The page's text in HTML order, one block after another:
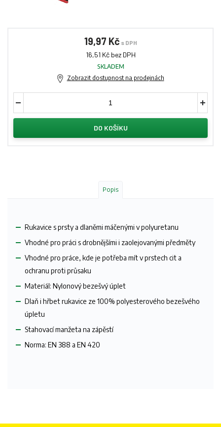
19,97 Kč s DPH
16,51 Kč bez DPH
SKLADEM
Zobrazit dostupnost na prodejnách
DO KOŠÍKU
Popis
Rukavice s prsty a dlaněmi máčenými v polyuretanu
Vhodné pro práci s drobnějšími i zaolejovanými předměty
Vhodné pro práce, kde je potřeba mít v prstech cit a
ochranu proti průsaku
Materiál: Nylonový bezešvý úplet
Dlaň i hřbet rukavice ze 100% polyesterového bezešvého
úpletu
Stahovací manžeta na zápěstí
Norma: EN 388 a EN 420